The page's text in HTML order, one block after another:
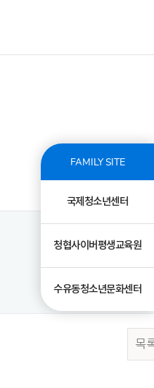
FAMILY SITE
국제청소년센터
청협사이버평생교육원
수유동청소년문화센터
목